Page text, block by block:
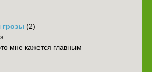
грозы (2)
мне кажется главным